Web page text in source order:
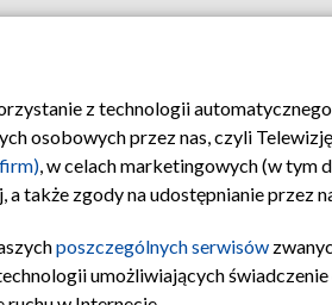
prywatności Moje zgody
z technologii
osobowych przez nas, czyli
, w celach marketingowych (w tym
także zgody na udostępnianie przez
poszczególnych serwisów
umożliwiających